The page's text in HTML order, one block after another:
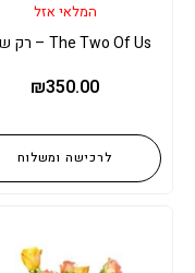
המלאי אזל
The Two Of Us – רק שנינו
₪350.00
לרכישה ומשלוח